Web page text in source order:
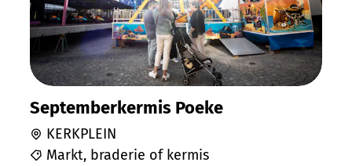
Septemberkermis Poeke
KERKPLEIN
Markt, braderie of kermis